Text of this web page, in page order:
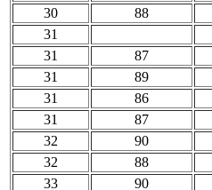
30
88
31
31
87
31
89
31
86
31
87
32
90
32
88
33
90